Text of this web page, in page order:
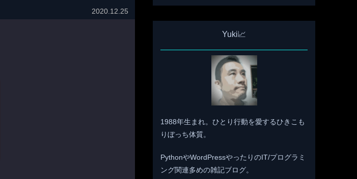
2020.12.25
Yuki📈
1988年生まれ。ひとり行動を愛するひきこも
りぼっち体質。
PythonやWordPressやったりのIT/プログラミ
ング関連多めの雑記ブログ。